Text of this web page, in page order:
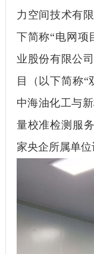
力空间技术有
下简称“电网项
业股份有限公
目（以下简称“
中海油化工与
量校准检测服
家央企所属单位